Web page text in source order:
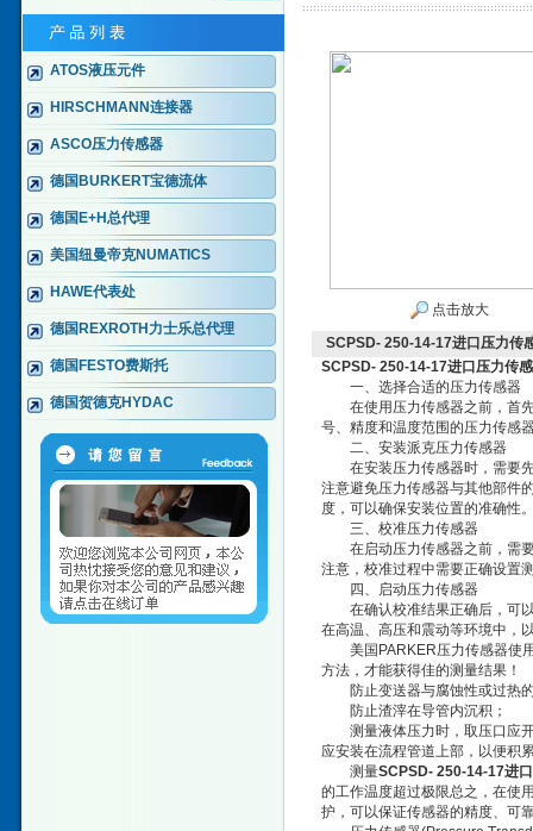
ATOS液压元件
HIRSCHMANN连接器
ASCO压力传感器
德国BURKERT宝德流体
德国E+H总代理
美国纽曼帝克NUMATICS
HAWE代表处
德国REXROTH力士乐总代理
德国FESTO费斯托
德国贺德克HYDAC
点击放大
SCPSD- 250-14-17进口压力传
SCPSD- 250-14-17进口压力传
一、选择合适的压力传感器
在使用压力传感器之前，首先
号、精度和温度范围的压力传感
二、安装派克压力传感器
在安装压力传感器时，需要先
注意避免压力传感器与其他部件
度，可以确保安装位置的准确性
三、校准压力传感器
在启动压力传感器之前，需要
注意，校准过程中需要正确设置
四、启动压力传感器
在确认校准结果正确后，可以
在高温、高压和震动等环境中，
美国PARKER压力传感器使用
方法，才能获得佳的测量结果！
防止变送器与腐蚀性或过热
防止渣滓在导管内沉积；
测量液体压力时，取压口应开
应安装在流程管道上部，以便积
测量SCPSD- 250-14-17进
的工作温度超过极限总之，在使
护，可以保证传感器的精度、可